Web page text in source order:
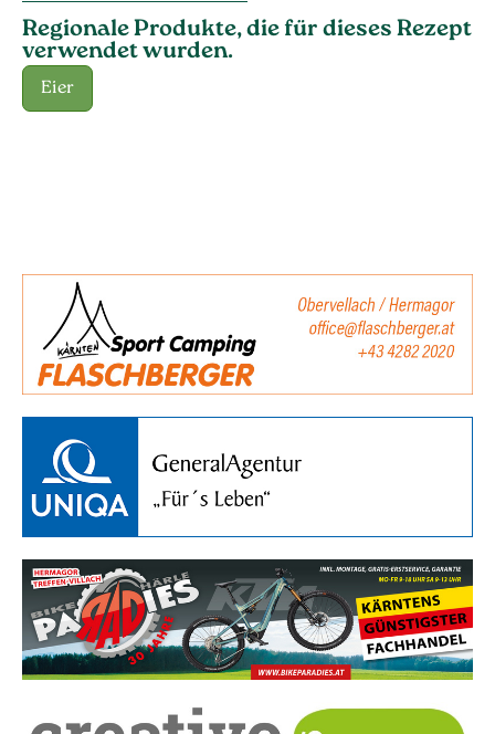
Regionale Produkte, die für dieses Rezept
verwendet wurden.
Eier